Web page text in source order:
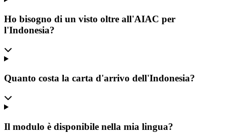
Ho bisogno di un visto oltre all'AIAC per
l'Indonesia?
Quanto costa la carta d'arrivo dell'Indonesia?
Il modulo è disponibile nella mia lingua?